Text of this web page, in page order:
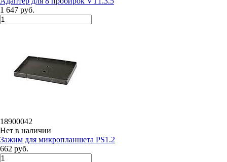
1 647 руб.
18900042
Нет в наличии
Зажим для микропланшета PS1.2
662 руб.